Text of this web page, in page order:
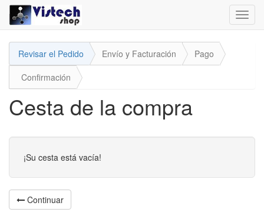
Revisar el Pedido Envío y Facturación
Pago
Confirmación
Cesta de la compra
¡Su cesta está vacía!
Continuar